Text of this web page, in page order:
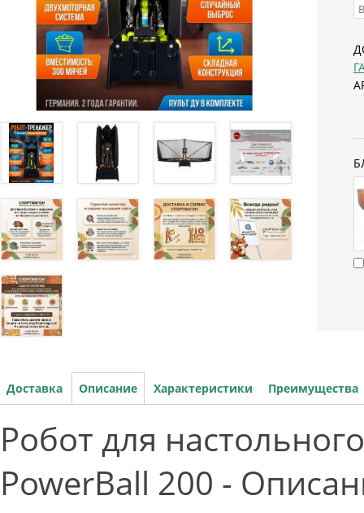
Доставка Описание Характеристики Преимущества
Робот для
PowerBall 200 -